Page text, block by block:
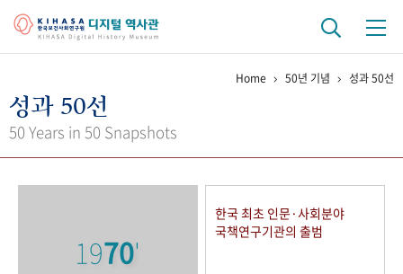
걸어온 길 기관 변천사
키워드로 보는 연구 역사
연구자들
Home 50년 기념 성과 50선
성과 50선
50 Years in 50 Snapshots
1970'
한국 최초 인문·사회분야
국책연구기관의 출범